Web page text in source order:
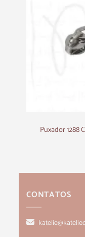
Puxador 1288
CONTATOS